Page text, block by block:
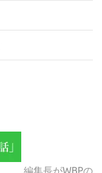
編集長がWBPの